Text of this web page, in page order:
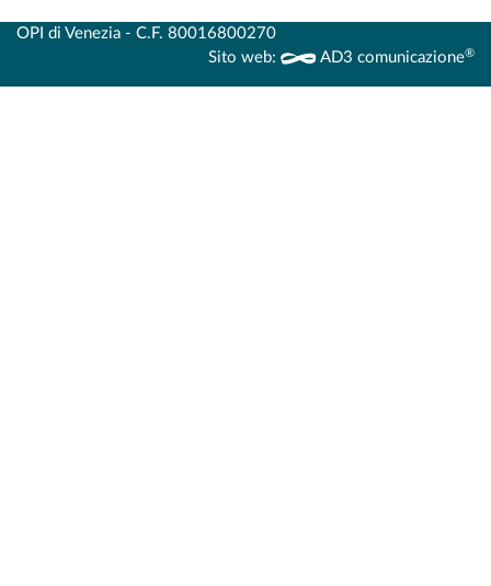
OPI di Venezia - C.F. 80016800270
Sito web:
AD3 comunicazione®